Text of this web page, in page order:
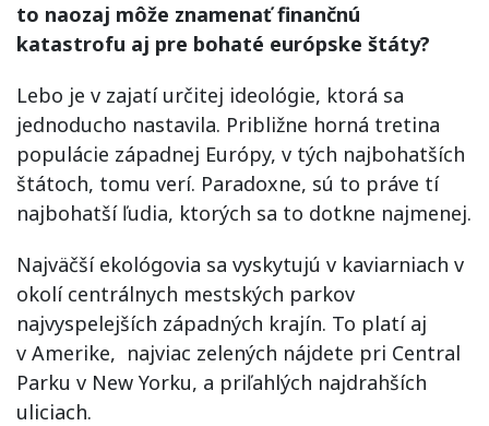
to naozaj môže znamenať finančnú
katastrofu aj pre bohaté európske štáty?
Lebo je v zajatí určitej ideológie, ktorá sa
jednoducho nastavila. Približne horná tretina
populácie západnej Európy, v tých najbohatších
štátoch, tomu verí. Paradoxne, sú to práve tí
najbohatší ľudia, ktorých sa to dotkne najmenej.
Najväčší ekológovia sa vyskytujú v kaviarniach v
okolí centrálnych mestských parkov
najvyspelejších západných krajín. To platí aj
v Amerike, najviac zelených nájdete pri Central
Parku v New Yorku, a priľahlých najdrahších
uliciach.